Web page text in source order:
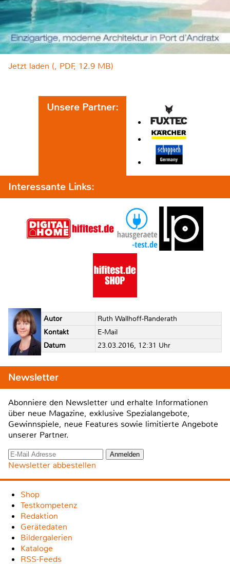
Jetzt laden (, PDF, 12.9 MB)
Unsere Partner:
Interessante Links:
Autor
Ruth Wallhoff-Randerath
Kontakt
E-Mail
Datum
23.03.2016, 12:31 Uhr
Newsletter
Abonniere den Newsletter und erhalte Informationen
über neue Magazine, exklusive Spezialangebote,
Gewinnspiele, neue Features sowie limitierte Angebote
unserer Partner.
Newsletter abbestellen
Shop
Testkompetenz
Redaktion
Gerätedaten
Bildergalerien
Kataloge
RSS-Feeds